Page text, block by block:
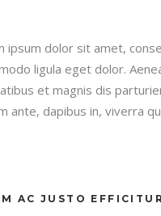
ipsum dolor sit amet,
ligula eget dolor.
et magnis dis
ante, dapibus in, viverra
AC JUSTO